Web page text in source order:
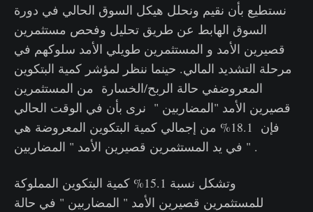
نستطيع بأن نقيم ونحلل هيكل السوق الحالي في دورة
السوق الهابط عن طريق تحليل وفحص مستثمرين
قصيرين الأمد و المستثمرين طويلي الأمد سلوكهم في
مرحلة التشديد المالي. حينما ننظر لمؤشر كمية البتكوين
المعروضفي حالة الربح/الخسارة من المستثمرين
قصيرين الأمد "المضاربين " نرى بأن في الوقت الحالي
فإن 18.1% من إجمالي كمية البتكوين المعروضة هي
في يد المستثمرين قصيرين الأمد " المضاربين " .
وتشكل نسبة 15.1% كمية البتكوين المملوكة
للمستثمرين قصيرين الأمد " المضاربين " في حالة